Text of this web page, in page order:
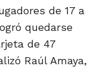
de 17 a
quedarse
de 47
Raúl Amaya,